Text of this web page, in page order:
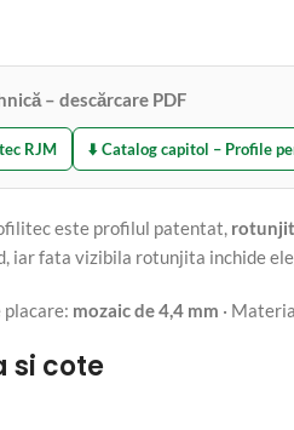
– descărcare PDF
RJM ⬇️ Catalog capitol – Profile
este profilul patentat,
iar fata vizibila rotunjita inchide
placare: mozaic de 4,4 mm ·
si cote